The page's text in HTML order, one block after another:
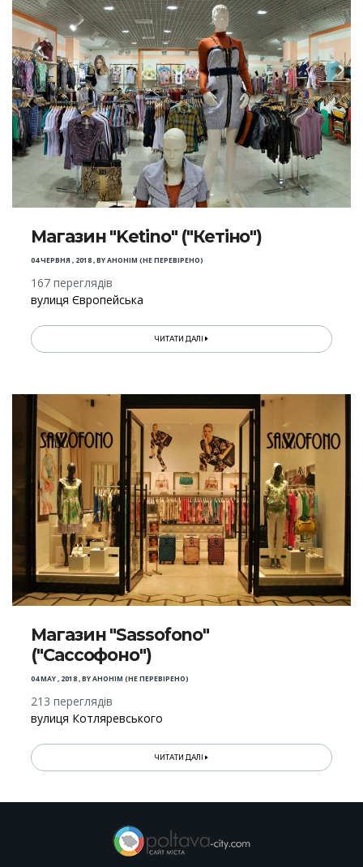
Магазин "Ketino" ("Кетіно")
04 ЧЕРВНЯ , 2018,BYАНОНІМ (НЕ ПЕРЕВІРЕНО)
167 переглядів
вулиця Європейська
ЧИТАТИ ДАЛІ
Магазин "Sassofono"
("Сассофоно")
04 MAY , 2018,BYАНОНІМ (НЕ ПЕРЕВІРЕНО)
213 переглядів
вулиця Котляревського
ЧИТАТИ ДАЛІ